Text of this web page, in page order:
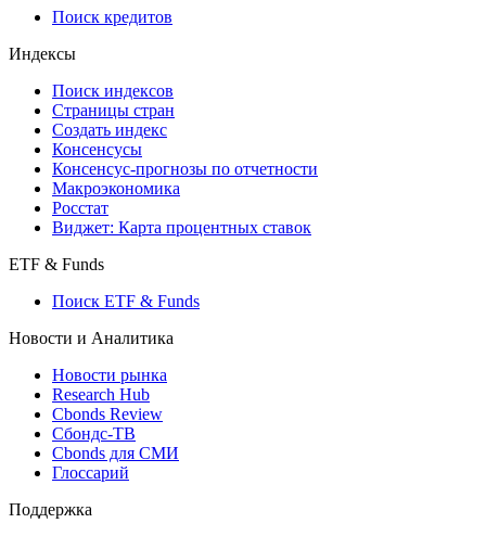
Поиск кредитов
Индексы
Поиск индексов
Страницы стран
Создать индекс
Консенсусы
Консенсус-прогнозы по отчетности
Макроэкономика
Росстат
Виджет: Карта процентных ставок
ETF & Funds
Поиск ETF & Funds
Новости и Аналитика
Новости рынка
Research Hub
Cbonds Review
Сбондс-ТВ
Cbonds для СМИ
Глоссарий
Поддержка